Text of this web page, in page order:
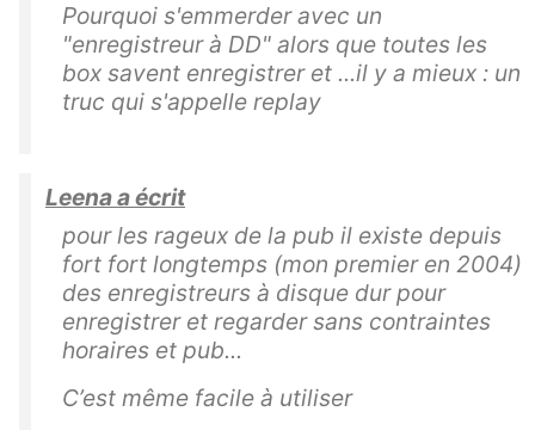
Pourquoi s'emmerder avec un
"enregistreur à DD" alors que toutes les
box savent enregistrer et ...il y a mieux : un
truc qui s'appelle replay
Leena a écrit
pour les rageux de la pub il existe depuis
fort fort longtemps (mon premier en 2004)
des enregistreurs à disque dur pour
enregistrer et regarder sans contraintes
horaires et pub...
C’est même facile à utiliser